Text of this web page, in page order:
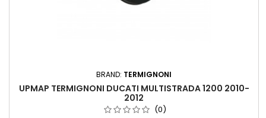
BRAND: TERMIGNONI
UPMAP TERMIGNONI DUCATI MULTISTRADA 1200 2010-
2012
(0)